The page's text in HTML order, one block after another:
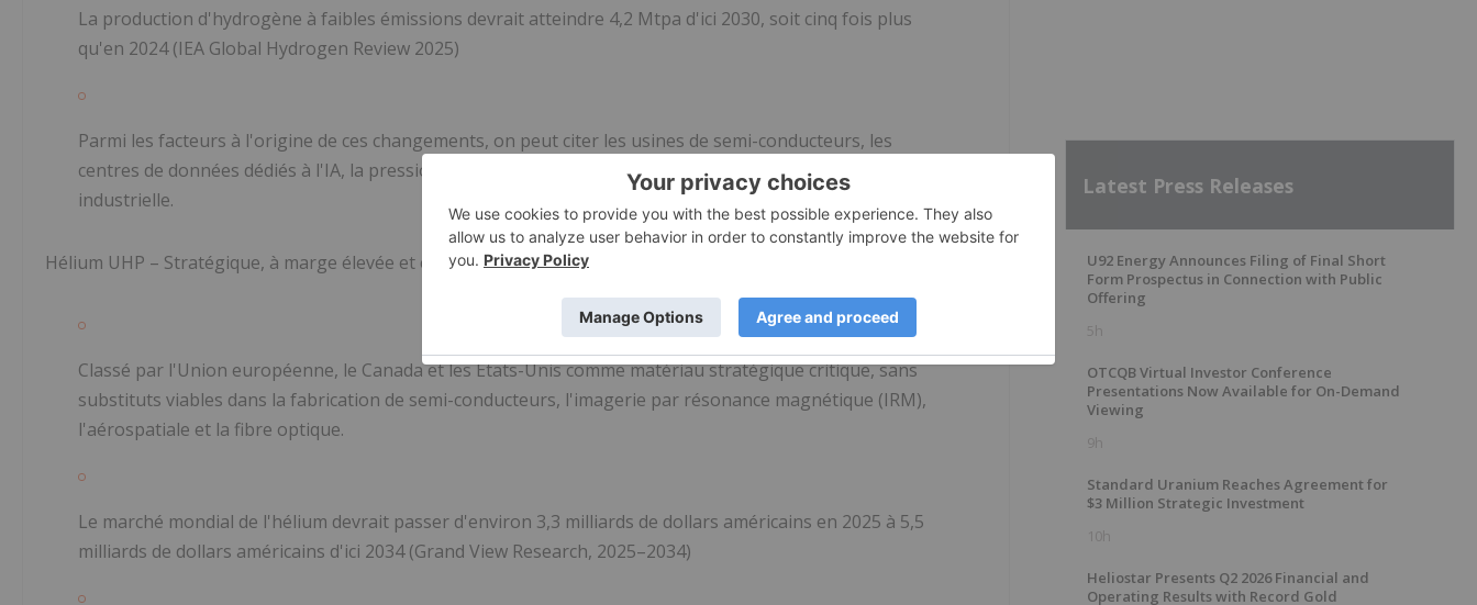
La production d'hydrogène à faibles émissions devrait atteindre 4,2 Mtpa d'ici 2030, soit cinq fois plus
qu'en 2024(IEA Global Hydrogen Review 2025)
Parmi les facteurs à l'origine de ces changements, on peut citer les usines de semi-conducteurs, les
centres de données dédiés à l'IA, la pression sur le prix du carbone et les obligations de décarbonation
industrielle.
Hélium UHP – Stratégique, à marge élevée et en quantité limitée
Classé par l'Union européenne, le Canada et les États-Unis comme matériau stratégique critique, sans
substituts viables dans la fabrication de semi-conducteurs, l'imagerie par résonance magnétique (IRM),
l'aérospatiale et la fibre optique.
Le marché mondial de l'hélium devrait passer d'environ 3,3 milliards de dollars américains en 2025 à 5,5
milliards de dollars américains d'ici 2034(Grand View Research, 2025–2034)
Latest Press Releases
U92 Energy Announces Filing of Final Short
Form Prospectus in Connection with Public
Offering
5h
OTCQB Virtual Investor Conference
Presentations Now Available for On-Demand
Viewing
9h
Standard Uranium Reaches Agreement for
$3 Million Strategic Investment
10h
Heliostar Presents Q2 2026 Financial and
Operating Results with Record Gold